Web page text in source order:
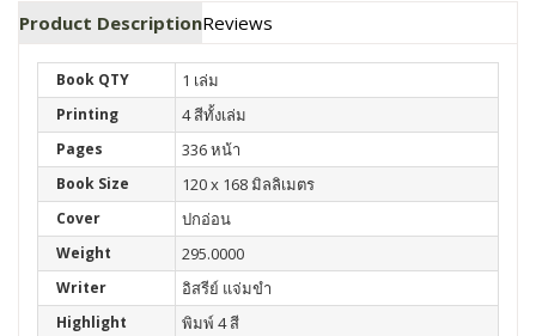
Product DescriptionReviews
Book QTY 1 เล่ม
Printing 4 สีทั้งเล่ม
Pages 336 หน้า
Book Size 120 x 168 มิลลิเมตร
Cover ปกอ่อน
Weight 295.0000
Writer อิสรีย์ แจ่มขำ
Highlight พิมพ์ 4 สี